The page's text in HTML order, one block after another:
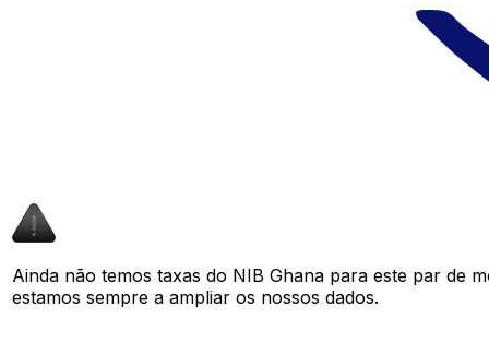
Ainda não temos taxas do NIB Ghana para este par de
estamos sempre a ampliar os nossos dados.